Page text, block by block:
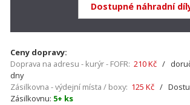
Dostupné náhradní
Ceny dopravy:
Doprava na adresu - kurýr - FOFR: 210 Kč /
dny
Zásilkovna - výdejní místa / boxy: 125 Kč /
Zásilkovnu: 5+ ks